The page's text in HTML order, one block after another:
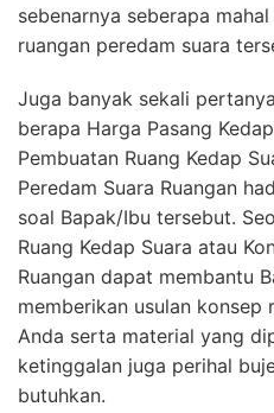
sebenarnya seberapa
ruangan peredam suara
Juga banyak sekali
berapa Harga Pasang
Pembuatan Ruang Kedap
Peredam Suara Ruangan
soal Bapak/Ibu tersebut.
Ruang Kedap Suara atau
Ruangan dapat membantu
memberikan usulan konsep
Anda serta material yang
ketinggalan juga perihal
butuhkan.